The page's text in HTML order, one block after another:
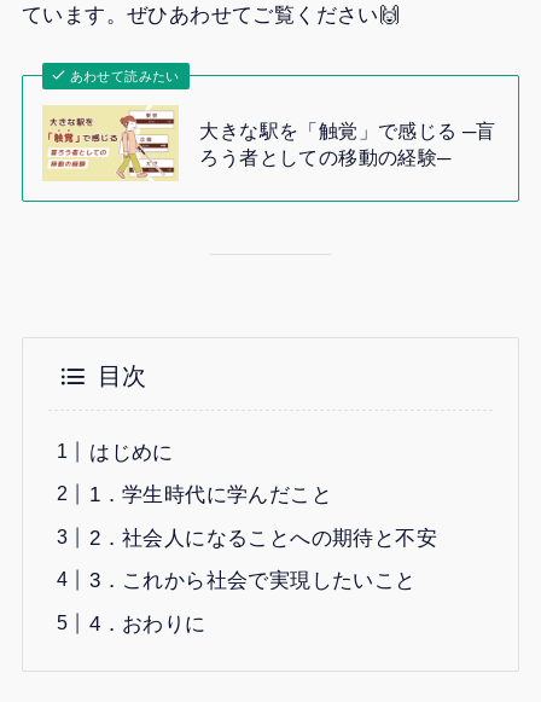
ています。ぜひあわせてご覧ください🙌
あわせて読みたい
大きな駅を「触覚」で感じる ─盲
ろう者としての移動の経験─
目次
はじめに
1．学生時代に学んだこと
2．社会人になることへの期待と不安
3．これから社会で実現したいこと
4．おわりに